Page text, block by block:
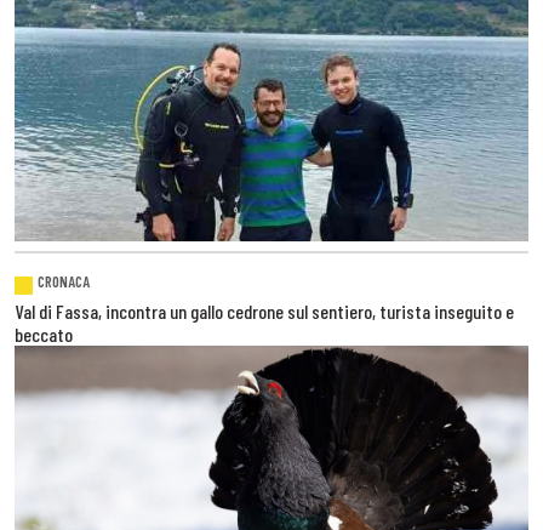
CRONACA
Val di Fassa, incontra un gallo cedrone sul sentiero, turista inseguito e
beccato